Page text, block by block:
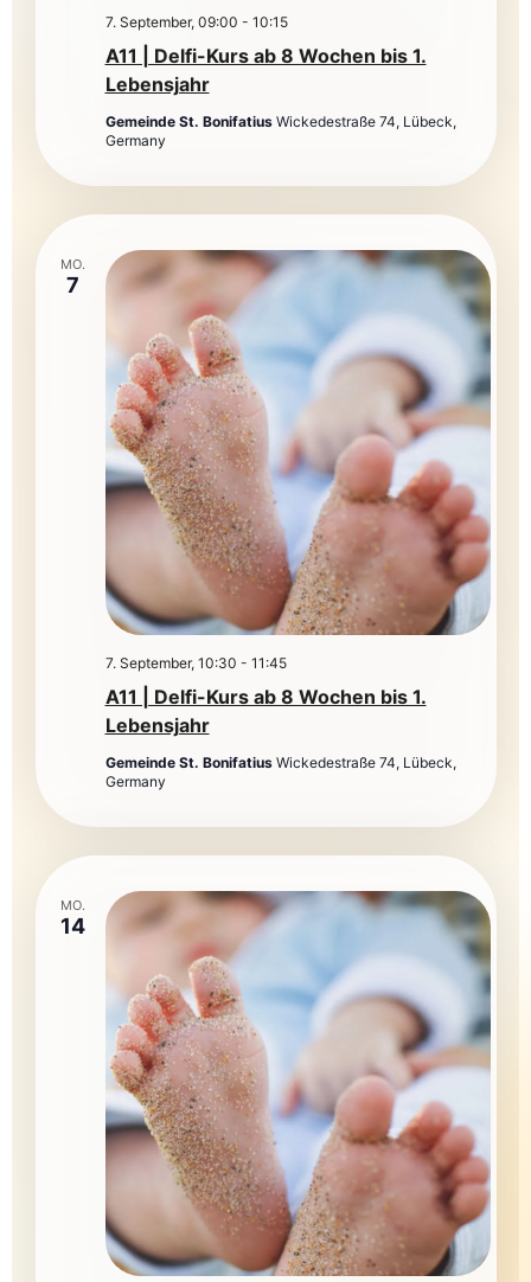
A11 | Delfi-Kurs ab 8 Wochen bis 1.
Lebensjahr
7. September, 09:00 - 10:15
Gemeinde St. Bonifatius Wickedestraße 74, Lübeck,
Germany
MO.
7
A11 | Delfi-Kurs ab 8 Wochen bis 1.
Lebensjahr
7. September, 10:30 - 11:45
Gemeinde St. Bonifatius Wickedestraße 74, Lübeck,
Germany
MO.
14